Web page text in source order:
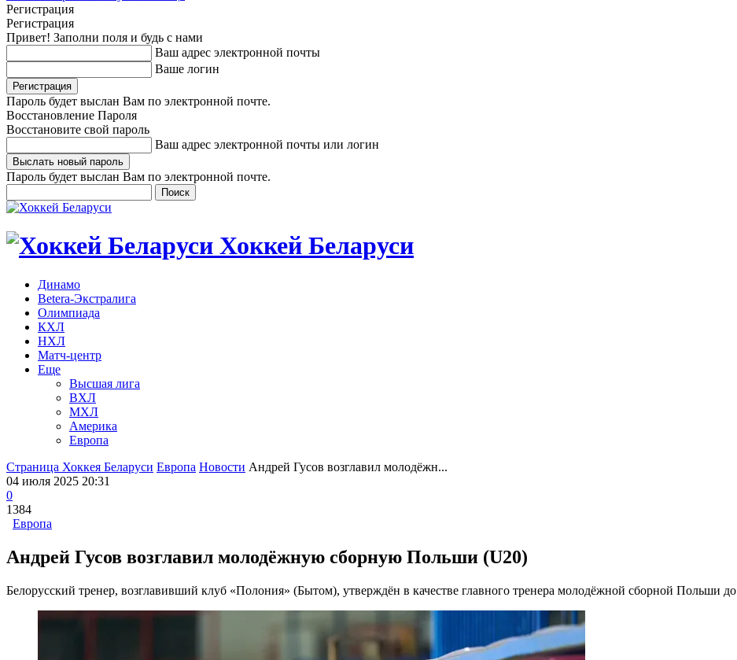
Регистрация
Регистрация
Привет! Заполни поля и будь с нами
Ваш адрес электронной почты
Ваше логин
Пароль будет выслан Вам по электронной почте.
Восстановление Пароля
Восстановите свой пароль
Ваш адрес электронной почты или логин
Пароль будет выслан Вам по электронной почте.
Хоккей Беларуси
Динамо
Betera-Экстралига
Олимпиада
КХЛ
НХЛ
Матч-центр
Еще
Высшая лига
ВХЛ
МХЛ
Америка
Европа
Страница Хоккея Беларуси Европа Новости Андрей Гусов возглавил молодёжн...
04 июля 2025 20:31
0
1384
Европа
Андрей Гусов возглавил молодёжную сборную Польши (U20)
Белорусский тренер, возглавивший клуб «Полония» (Бытом), утверждён в качестве главного тренера молодёжной сборной Польши до